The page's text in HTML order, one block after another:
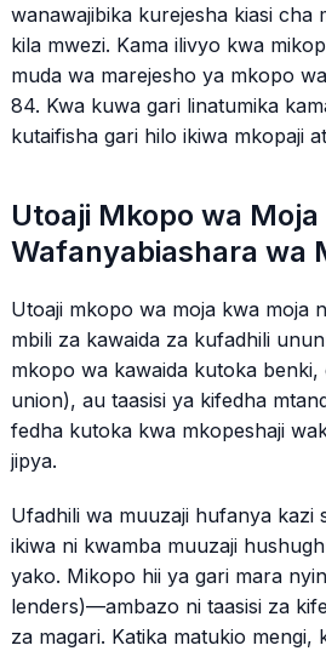
25 $15,041.30
$14,257.78
$13,468.37
30 $13,071.45
32 $12,273.12
$11,871.71
wanawajibika kurejesha kiasi cha
kila mwezi. Kama ilivyo kwa
muda wa marejesho ya mkopo
84. Kwa kuwa gari linatumika
kutaifisha gari hilo ikiwa mkopaji
Utoaji Mkopo wa
Wafanyabiashara wa
Utoaji mkopo wa moja kwa moja
mbili za kawaida za kufadhili
mkopo wa kawaida kutoka
union), au taasisi ya kifedha
fedha kutoka kwa mkopeshaji
jipya.
Ufadhili wa muuzaji hufanya kazi
ikiwa ni kwamba muuzaji
yako. Mikopo hii ya gari mara
lenders)—ambazo ni taasisi za
za magari. Katika matukio